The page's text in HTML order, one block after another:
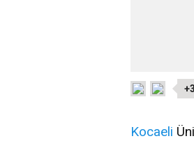
+3
Kocaeli